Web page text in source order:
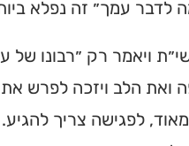
לדבר עמך״ זה נפלא
ויאמר רק ״רבונו של
הלב ויזכה לפרש את
לפגישה צריך